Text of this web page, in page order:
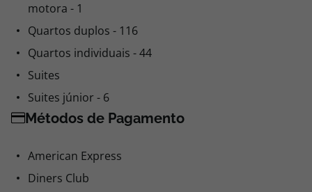
motora - 1
Quartos duplos - 116
Quartos individuais - 44
Suites
Suites júnior - 6
Métodos de Pagamento
American Express
Diners Club